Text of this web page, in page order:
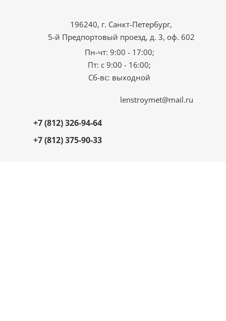
196240, г. Санкт-Петербург,
5-й Предпортовый проезд, д. 3, оф. 602
Пн-чт: 9:00 - 17:00;
Пт: с 9:00 - 16:00;
Сб-вс: выходной
+7 (812) 326-94-64
+7 (812) 375-90-33
lenstroymet@mail.ru